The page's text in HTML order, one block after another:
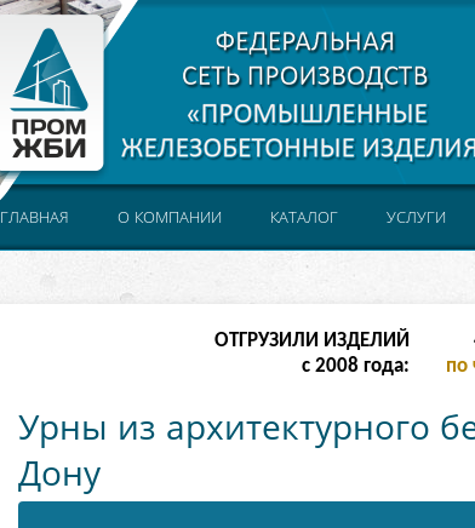
ГЛАВНАЯ О КОМПАНИИ КАТАЛОГ УСЛУГИ
ОТГРУЗИЛИ ИЗДЕЛИЙ
с 2008 года:
по
Урны из архитектурного
Дону